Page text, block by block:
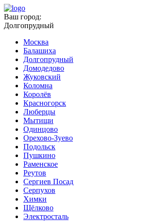
Ваш город:
Долгопрудный
Москва
Балашиха
Долгопрудный
Домодедово
Жуковский
Коломна
Королёв
Красногорск
Люберцы
Мытищи
Одинцово
Орехово-Зуево
Подольск
Пушкино
Раменское
Реутов
Сергиев Посад
Серпухов
Химки
Щёлково
Электросталь